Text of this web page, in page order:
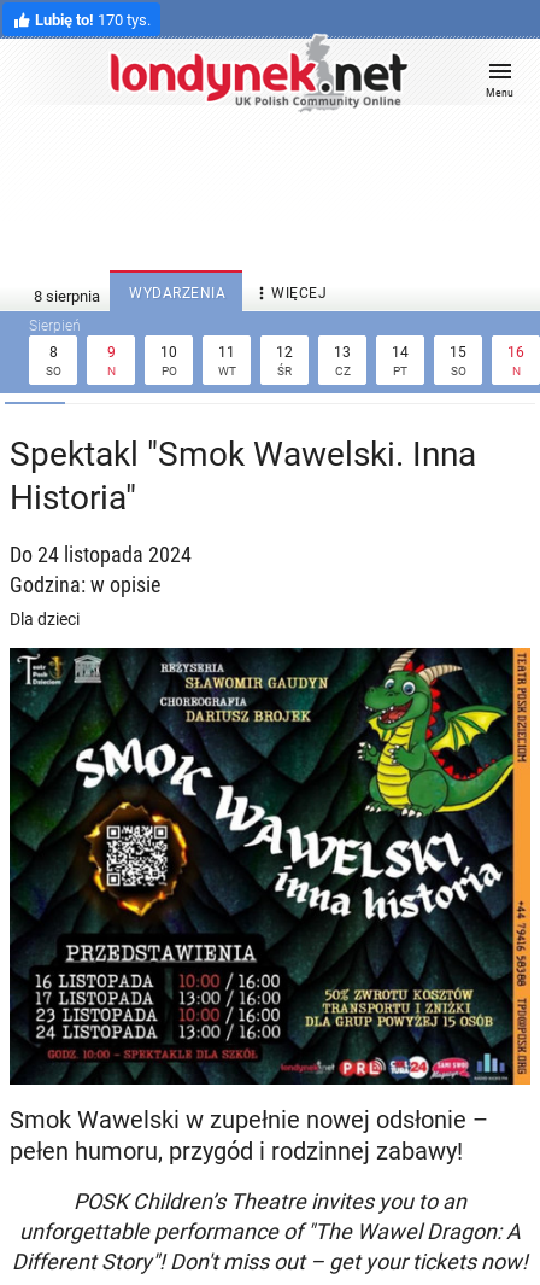
Lubię to! 170 tys.
Menu
WYDARZENIA  WIĘCEJ
8
SO
9
N
10
PO
11
WT
12
ŚR
13
CZ
14
PT
15
SO
16
N
Spektakl "Smok Wawelski. Inna
Historia"
Do 24 listopada 2024
Godzina: w opisie
Dla dzieci
Smok Wawelski w zupełnie nowej odsłonie –
pełen humoru, przygód i rodzinnej zabawy!
POSK Children’s Theatre invites you to an
unforgettable performance of "The Wawel Dragon: A
Different Story"! Don't miss out – get your tickets now!